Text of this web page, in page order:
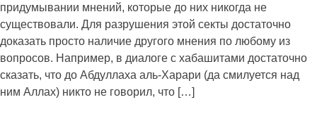
придумывании мнений, которые до них никогда не
существовали. Для разрушения этой секты достаточно
доказать просто наличие другого мнения по любому из
вопросов. Например, в диалоге с хабашитами достаточно
сказать, что до Абдуллаха аль-Харари (да смилуется над
ним Аллах) никто не говорил, что […]